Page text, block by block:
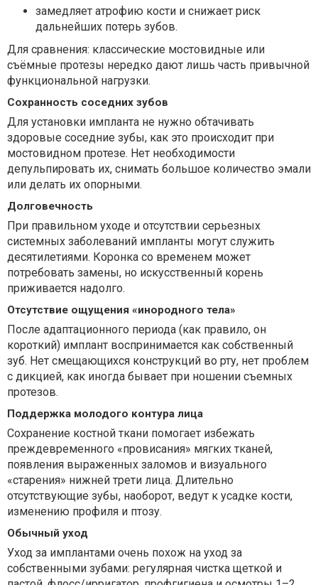
замедляет атрофию кости и снижает риск
дальнейших потерь зубов.
Для сравнения: классические мостовидные или
съёмные протезы нередко дают лишь часть привычной
функциональной нагрузки.
Сохранность соседних зубов
Для установки импланта не нужно обтачивать
здоровые соседние зубы, как это происходит при
мостовидном протезе. Нет необходимости
депульпировать их, снимать большое количество эмали
или делать их опорными.
Долговечность
При правильном уходе и отсутствии серьезных
системных заболеваний импланты могут служить
десятилетиями. Коронка со временем может
потребовать замены, но искусственный корень
приживается надолго.
Отсутствие ощущения «инородного тела»
После адаптационного периода (как правило, он
короткий) имплант воспринимается как собственный
зуб. Нет смещающихся конструкций во рту, нет проблем
с дикцией, как иногда бывает при ношении съемных
протезов.
Поддержка молодого контура лица
Сохранение костной ткани помогает избежать
преждевременного «провисания» мягких тканей,
появления выраженных заломов и визуального
«старения» нижней трети лица. Длительно
отсутствующие зубы, наоборот, ведут к усадке кости,
изменению профиля и птозу.
Обычный уход
Уход за имплантами очень похож на уход за
собственными зубами: регулярная чистка щеткой и